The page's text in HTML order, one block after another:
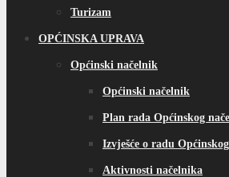
Turizam
OPĆINSKA UPRAVA
Općinski načelnik
Općinski načelnik
Plan rada Općinskog
Izvješće o radu
Aktivnosti načelnika